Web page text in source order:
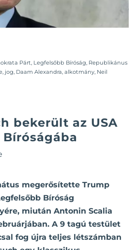
Párt, Legfelsőbb Bíróság, Republikánus
, jog, Daam Alexandra, alkotmány, Neil
bekerült az USA
megerősítette Trump
Bíróság
miután Antonin Scalia
A 9 tagú testület
fog újra teljes létszámban